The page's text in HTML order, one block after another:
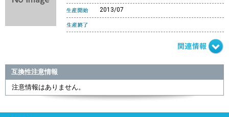
2013/07
互換性注意情報
注意情報はありません。